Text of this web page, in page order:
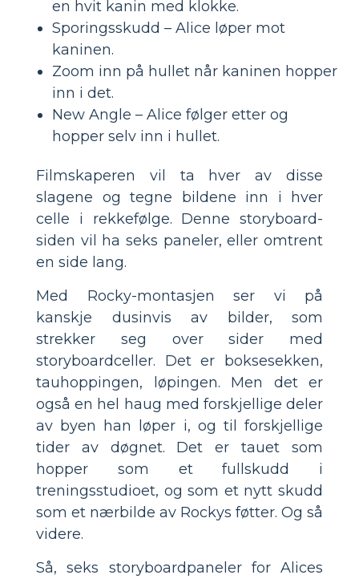
en hvit kanin med klokke.
Sporingsskudd – Alice løper mot
kaninen.
Zoom inn på hullet når kaninen hopper
inn i det.
New Angle – Alice følger etter og
hopper selv inn i hullet.
Filmskaperen vil ta hver av disse
slagene og tegne bildene inn i hver
celle i rekkefølge. Denne storyboard-
siden vil ha seks paneler, eller omtrent
en side lang.
Med Rocky-montasjen ser vi på
kanskje dusinvis av bilder, som
strekker seg over sider med
storyboardceller. Det er boksesekken,
tauhoppingen, løpingen. Men det er
også en hel haug med forskjellige deler
av byen han løper i, og til forskjellige
tider av døgnet. Det er tauet som
hopper som et fullskudd i
treningsstudioet, og som et nytt skudd
som et nærbilde av Rockys føtter. Og så
videre.
Så, seks storyboardpaneler for Alices